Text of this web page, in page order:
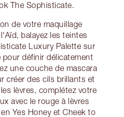
The Sophisticate.
de votre maquillage
balayez les teintes
Luxury Palette sur
pour définir délicatement
une couche de mascara
créer des cils brillants et
lèvres, complétez votre
avec le rouge à lèvres
Yes Honey et Cheek to